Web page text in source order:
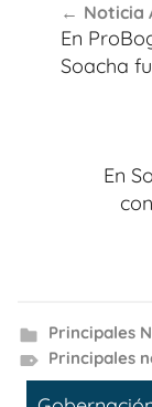
de
entradas
Noticia
En
Soacha
En
Principales
Principales